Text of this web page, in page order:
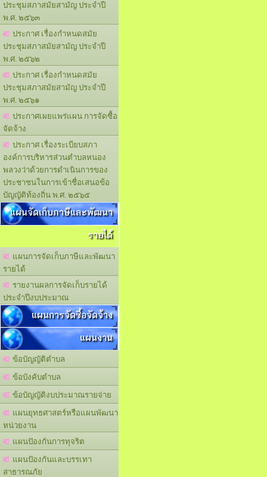
ประชุมสภาสมัยสามัญ ประจำปี
พ.ศ. ๒๕๖๓
ประกาศ เรื่องกำหนดสมัย
ประชุมสภาสมัยสามัญ ประจำปี
พ.ศ. ๒๕๖๒
ประกาศ เรื่องกำหนดสมัย
ประชุมสภาสมัยสามัญ ประจำปี
พ.ศ. ๒๕๖๑
ประกาศเผยแพร่แผน การจัดซื้อ
จัดจ้าง
ประกาศ เรื่องระเบียบสภา
องค์การบริหารส่วนตำบลหนอง
พลวงว่าด้วยการดำเนินการของ
ประชาชนในการเข้าชื่อเสนอข้อ
บัญญัติท้องถิ่น พ.ศ. ๒๕๖๕
แผนจัดเก็บภาษีและพัฒนา
รายได้
แผนการจัดเก็บภาษีและพัฒนา
รายได้
รายงานผลการจัดเก็บรายได้
ประจำปีงบประมาณ
แผนการจัดซื้อจัดจ้าง
แผนงาน
ข้อบัญญัติตำบล
ข้อบังคับตำบล
ข้อบัญญัติงบประมาณรายจ่าย
แผนยุทธศาสตร์หรือแผนพัฒนา
หน่วยงาน
แผนปัองกันการทุจริต
แผนปัองกันและบรรเทา
สาธารณภัย